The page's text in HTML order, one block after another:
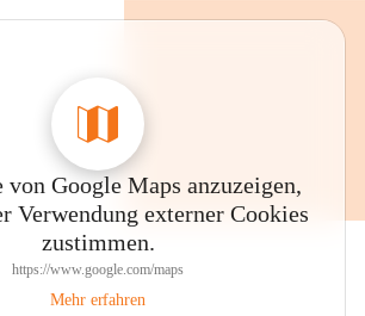
Google Maps anzuzeigen,
Verwendung externer Cookies
zustimmen.
https://www.google.com/maps
Mehr erfahren